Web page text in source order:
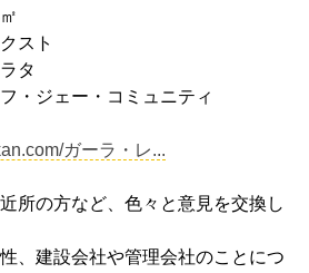
スト
タ
・ジェー・コミュニティ
ガーラ・レ...
所の方など、色々と意見を交換し
、建設会社や管理会社のことにつ